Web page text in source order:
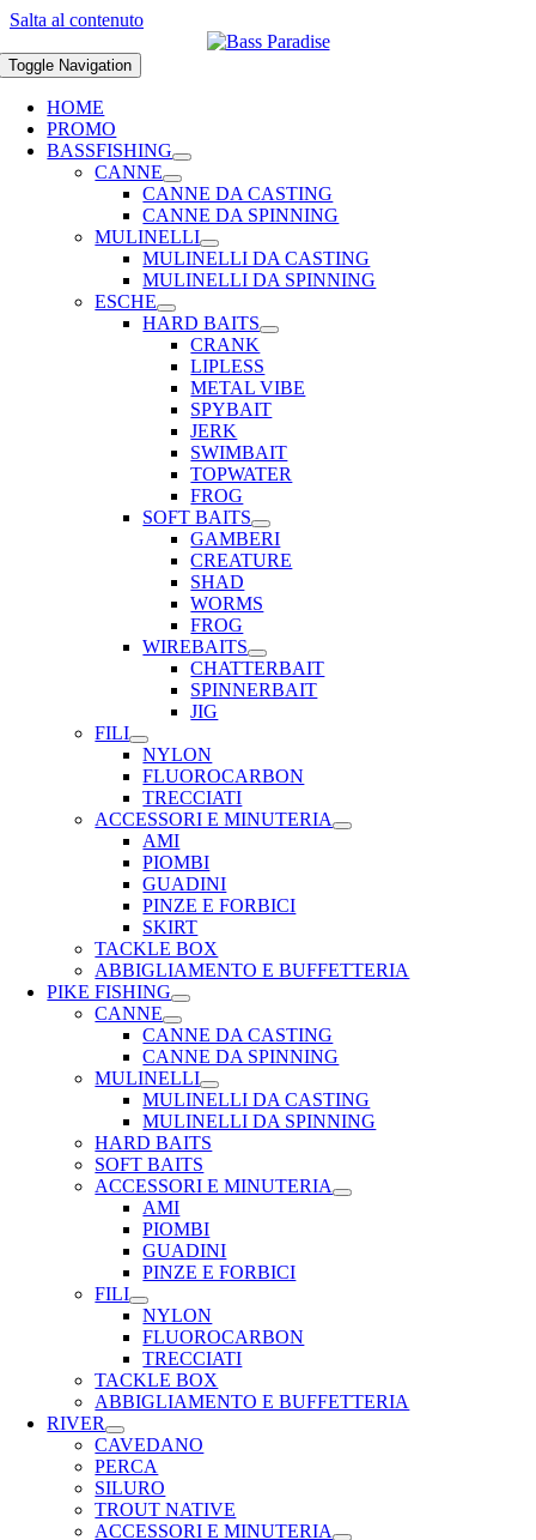
Salta al contenuto
Toggle Navigation
HOME
PROMO
BASSFISHING
CANNE
CANNE DA CASTING
CANNE DA SPINNING
MULINELLI
MULINELLI DA CASTING
MULINELLI DA SPINNING
ESCHE
HARD BAITS
CRANK
LIPLESS
METAL VIBE
SPYBAIT
JERK
SWIMBAIT
TOPWATER
FROG
SOFT BAITS
GAMBERI
CREATURE
SHAD
WORMS
FROG
WIREBAITS
CHATTERBAIT
SPINNERBAIT
JIG
FILI
NYLON
FLUOROCARBON
TRECCIATI
ACCESSORI E MINUTERIA
AMI
PIOMBI
GUADINI
PINZE E FORBICI
SKIRT
TACKLE BOX
ABBIGLIAMENTO E BUFFETTERIA
PIKE FISHING
CANNE
CANNE DA CASTING
CANNE DA SPINNING
MULINELLI
MULINELLI DA CASTING
MULINELLI DA SPINNING
HARD BAITS
SOFT BAITS
ACCESSORI E MINUTERIA
AMI
PIOMBI
GUADINI
PINZE E FORBICI
FILI
NYLON
FLUOROCARBON
TRECCIATI
TACKLE BOX
ABBIGLIAMENTO E BUFFETTERIA
RIVER
CAVEDANO
PERCA
SILURO
TROUT NATIVE
ACCESSORI E MINUTERIA